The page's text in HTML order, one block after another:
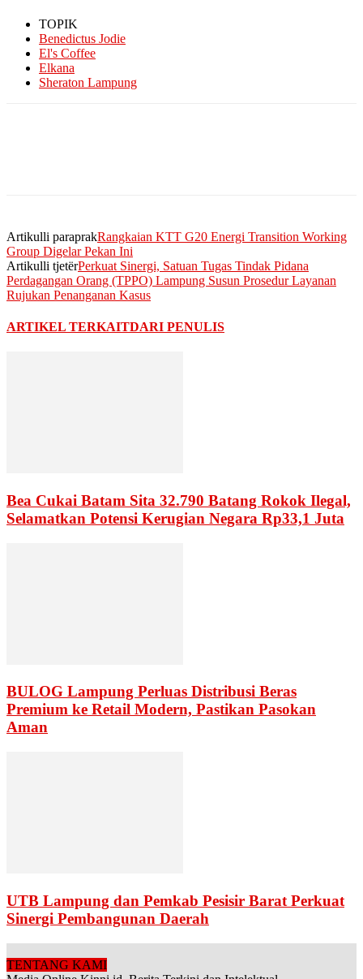
TOPIK
Benedictus Jodie
El's Coffee
Elkana
Sheraton Lampung
Artikulli paraprakRangkaian KTT G20 Energi Transition Working
Group Digelar Pekan Ini
Artikulli tjetërPerkuat Sinergi, Satuan Tugas Tindak Pidana
Perdagangan Orang (TPPO) Lampung Susun Prosedur Layanan
Rujukan Penanganan Kasus
ARTIKEL TERKAITDARI PENULIS
Bea Cukai Batam Sita 32.790 Batang Rokok Ilegal,
Selamatkan Potensi Kerugian Negara Rp33,1 Juta
BULOG Lampung Perluas Distribusi Beras
Premium ke Retail Modern, Pastikan Pasokan
Aman
UTB Lampung dan Pemkab Pesisir Barat Perkuat
Sinergi Pembangunan Daerah
TENTANG KAMI